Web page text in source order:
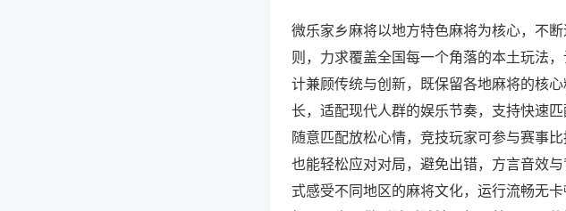
微乐家乡麻将以地方特色麻将为核心，不
则，力求覆盖全国每一个角落的本土玩法
计兼顾传统与创新，既保留各地麻将的核
长，适配现代人群的娱乐节奏，支持快速
随意匹配放松心情，竞技玩家可参与赛事
也能轻松应对对局，避免出错，方言音效
式感受不同地区的麻将文化，运行流畅无